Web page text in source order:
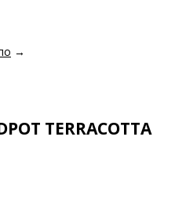
→
TERRACOTTA